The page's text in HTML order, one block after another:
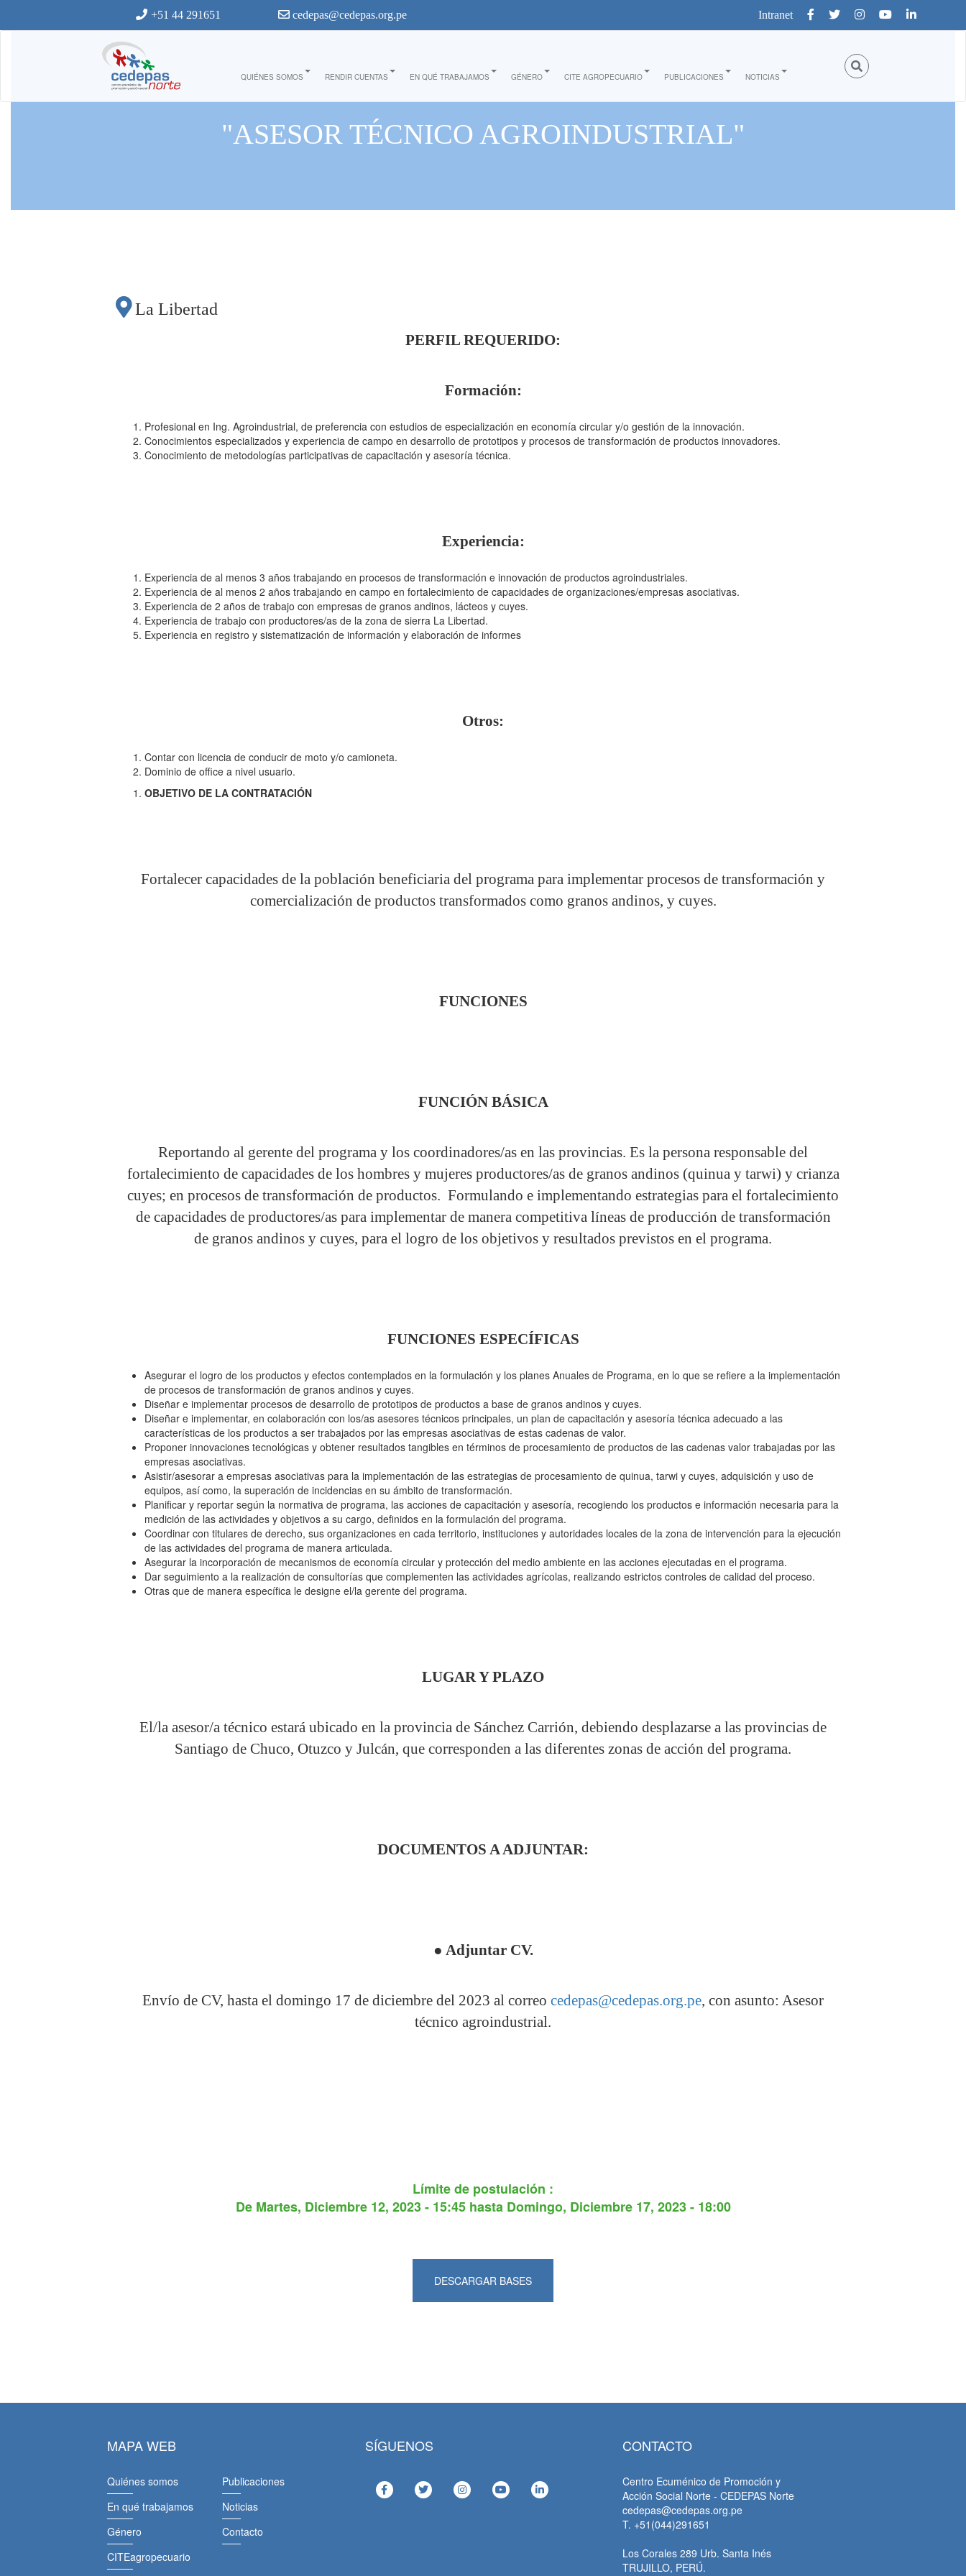
+51 44 291651 cedepas@cedepas.org.pe Intranet
QUIÉNES SOMOS RENDIR CUENTAS EN QUÉ TRABAJAMOS GÉNERO CITE AGROPECUARIO PUBLICACIONES NOTICIAS
"ASESOR TÉCNICO AGROINDUSTRIAL"
La Libertad
PERFIL REQUERIDO:
Formación:
Profesional en Ing. Agroindustrial, de preferencia con estudios de especialización en economía circular y/o gestión de la innovación.
Conocimientos especializados y experiencia de campo en desarrollo de prototipos y procesos de transformación de productos innovadores.
Conocimiento de metodologías participativas de capacitación y asesoría técnica.
Experiencia:
Experiencia de al menos 3 años trabajando en procesos de transformación e innovación de productos agroindustriales.
Experiencia de al menos 2 años trabajando en campo en fortalecimiento de capacidades de organizaciones/empresas asociativas.
Experiencia de 2 años de trabajo con empresas de granos andinos, lácteos y cuyes.
Experiencia de trabajo con productores/as de la zona de sierra La Libertad.
Experiencia en registro y sistematización de información y elaboración de informes
Otros:
Contar con licencia de conducir de moto y/o camioneta.
Dominio de office a nivel usuario.
OBJETIVO DE LA CONTRATACIÓN
Fortalecer capacidades de la población beneficiaria del programa para implementar procesos de transformación y
comercialización de productos transformados como granos andinos, y cuyes.
FUNCIONES
FUNCIÓNBÁSICA
Reportando al gerente del programa y los coordinadores/as en las provincias. Es la persona responsable del
fortalecimiento de capacidades de los hombres y mujeres productores/as de granos andinos (quinua y tarwi) y crianza
cuyes; en procesos de transformación de productos. Formulando e implementando estrategias para el fortalecimiento
de capacidades de productores/as para implementar de manera competitiva líneas de producción de transformación
de granos andinos y cuyes, para el logro de los objetivos y resultados previstos en el programa.
FUNCIONES ESPECÍFICAS
Asegurar el logro de los productos y efectos contemplados en la formulación y los planes Anuales de Programa, en lo que se refiere a la implementación
de procesos de transformación de granos andinos y cuyes.
Diseñar e implementar procesos de desarrollo de prototipos de productos a base de granos andinos y cuyes.
Diseñar e implementar, en colaboración con los/as asesores técnicos principales, un plan de capacitación y asesoría técnica adecuado a las
características de los productos a ser trabajados por las empresas asociativas de estas cadenas de valor.
Proponer innovaciones tecnológicas y obtener resultados tangibles en términos de procesamiento de productos de las cadenas valor trabajadas por las
empresas asociativas.
Asistir/asesorar a empresas asociativas para la implementación de las estrategias de procesamiento de quinua, tarwi y cuyes, adquisición y uso de
equipos, así como, la superación de incidencias en su ámbito de transformación.
Planificar y reportar según la normativa de programa, las acciones de capacitación y asesoría, recogiendo los productos e información necesaria para la
medición de las actividades y objetivos a su cargo, definidos en la formulación del programa.
Coordinar con titulares de derecho, sus organizaciones en cada territorio, instituciones y autoridades locales de la zona de intervención para la ejecución
de las actividades del programa de manera articulada.
Asegurar la incorporación de mecanismos de economía circular y protección del medio ambiente en las acciones ejecutadas en el programa.
Dar seguimiento a la realización de consultorías que complementen las actividades agrícolas, realizando estrictos controles de calidad del proceso.
Otras que de manera específica le designe el/la gerente del programa.
LUGAR Y PLAZO
El/la asesor/a técnico estará ubicado en la provincia de Sánchez Carrión, debiendo desplazarse a las provincias de
Santiago de Chuco, Otuzco y Julcán, que corresponden a las diferentes zonas de acción del programa.
DOCUMENTOS A ADJUNTAR:
● Adjuntar CV.
Envío de CV, hasta el domingo 17 de diciembre del 2023 al correo cedepas@cedepas.org.pe, con asunto: Asesor
técnico agroindustrial.
Límite de postulación :
De Martes, Diciembre 12, 2023 - 15:45hasta Domingo, Diciembre 17, 2023 - 18:00
DESCARGAR BASES
MAPA WEB
Quiénes somos
En qué trabajamos
Género
CITEagropecuario
Publicaciones
Noticias
Contacto
SÍGUENOS CONTACTO
Centro Ecuménico de Promoción y
Acción Social Norte - CEDEPAS Norte
cedepas@cedepas.org.pe
T. +51(044)291651
Los Corales 289 Urb. Santa Inés
TRUJILLO, PERÚ.